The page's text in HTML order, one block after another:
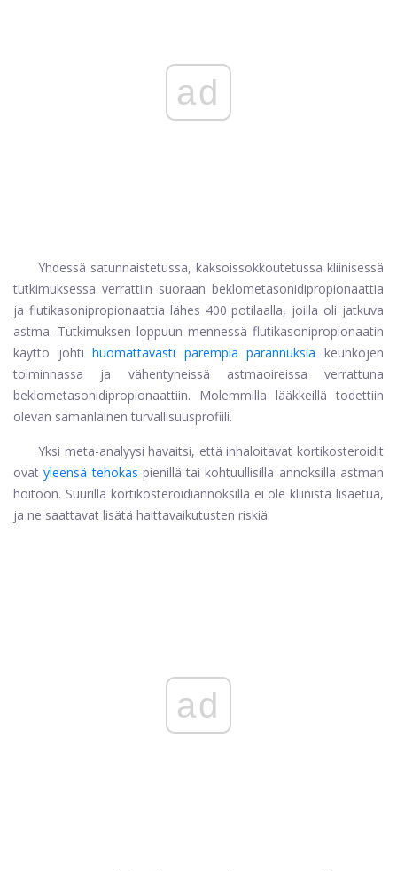
ad
Yhdessä satunnaistetussa, kaksoissokkoutetussa kliinisessä
tutkimuksessa verrattiin suoraan beklometasonidipropionaattia
ja flutikasonipropionaattia lähes 400 potilaalla, joilla oli jatkuva
astma. Tutkimuksen loppuun mennessä flutikasonipropionaatin
käyttö johtihuomattavasti parempia parannuksia keuhkojen
toiminnassa ja vähentyneissä astmaoireissa verrattuna
beklometasonidipropionaattiin. Molemmilla lääkkeillä todettiin
olevan samanlainen turvallisuusprofiili.
Yksi meta-analyysi havaitsi, että inhaloitavat kortikosteroidit
ovatyleensä tehokas pienillä tai kohtuullisilla annoksilla astman
hoitoon. Suurilla kortikosteroidiannoksilla ei ole kliinistä lisäetua,
ja ne saattavat lisätä haittavaikutusten riskiä.
ad